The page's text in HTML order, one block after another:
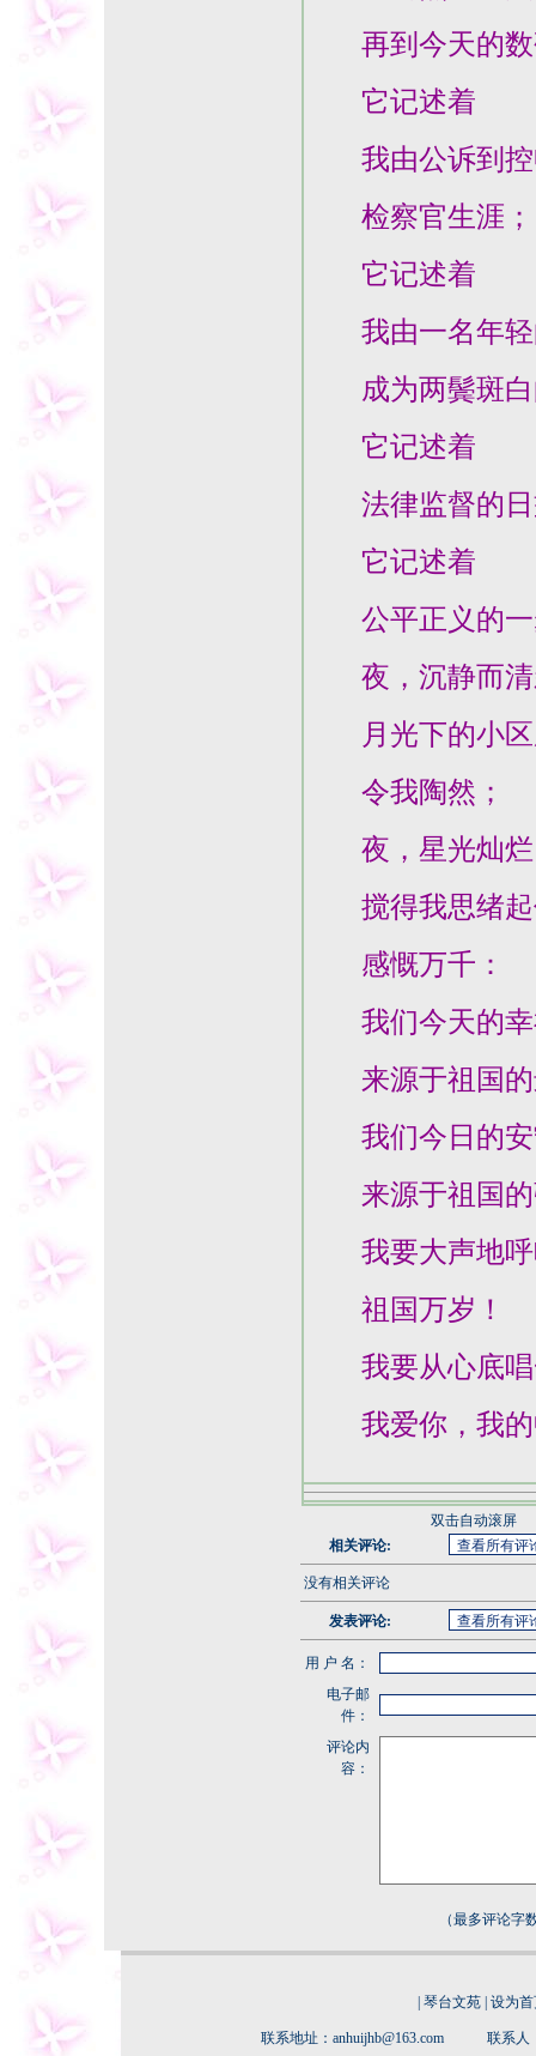
再到今天的数
它记述着
我由公诉到控
检察官生涯；
它记述着
我由一名年轻
成为两鬓斑白
它记述着
法律监督的日
它记述着
公平正义的一
夜，沉静而清
月光下的小区
令我陶然；
夜，星光灿烂
搅得我思绪起
感慨万千：
我们今天的幸
来源于祖国的
我们今日的安
来源于祖国的
我要大声地呼
祖国万岁！
我要从心底唱
我爱你，我的
双击自动滚屏
相关评论:
没有相关评论
发表评论:
用 户 名：
电子邮
件：
评论内
容：
（最多评论字
琴台文苑 设为
联系地址：anhuijhb@163.com 联系人